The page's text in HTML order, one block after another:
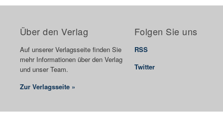
Über den Verlag
Auf unserer Verlagsseite finden Sie
mehr Informationen über den Verlag
und unser Team.
Zur Verlagsseite »
Folgen Sie uns
RSS
Twitter